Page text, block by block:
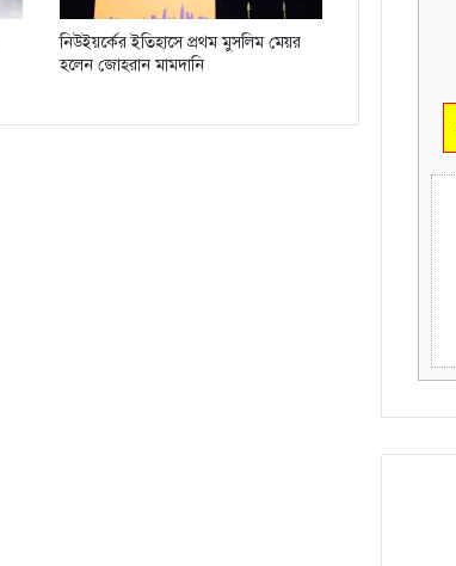
নিউইয়র্কের ইতিহাসে প্রথম মুসলিম মেয়র
হলেন জোহরান মামদানি